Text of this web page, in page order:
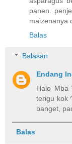
panen.
maizenanya
Balas
Balasan
Endang
Halo Mba
terigu kok
banget,
Balas